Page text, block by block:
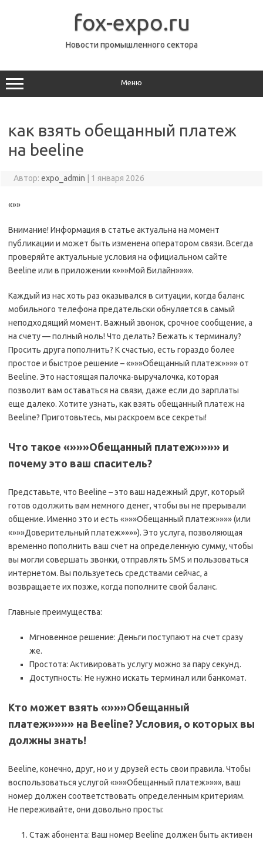
fox-expo.ru
Новости промышленного сектора
Меню
как взять обещанный платеж
на beeline
Автор: expo_admin 1 января 2026
«»»
Внимание! Информация в статье актуальна на момент
публикации и может быть изменена оператором связи. Всегда
проверяйте актуальные условия на официальном сайте
Beeline или в приложении «»»»Мой Билайн»»»».
Каждый из нас хоть раз оказывался в ситуации, когда баланс
мобильного телефона предательски обнуляется в самый
неподходящий момент. Важный звонок, срочное сообщение, а
на счету — полный ноль! Что делать? Бежать к терминалу?
Просить друга пополнить? К счастью, есть гораздо более
простое и быстрое решение – «»»»Обещанный платеж»»»» от
Beeline. Это настоящая палочка-выручалочка, которая
позволит вам оставаться на связи, даже если до зарплаты
еще далеко. Хотите узнать, как взять обещанный платеж на
Beeline? Приготовьтесь, мы раскроем все секреты!
Что такое «»»»Обещанный платеж»»»» и
почему это ваш спаситель?
Представьте, что Beeline – это ваш надежный друг, который
готов одолжить вам немного денег, чтобы вы не прерывали
общение. Именно это и есть «»»»Обещанный платеж»»»» (или
«»»»Доверительный платеж»»»»). Это услуга, позволяющая
временно пополнить ваш счет на определенную сумму, чтобы
вы могли совершать звонки, отправлять SMS и пользоваться
интернетом. Вы пользуетесь средствами сейчас, а
возвращаете их позже, когда пополните свой баланс.
Главные преимущества:
Мгновенное решение: Деньги поступают на счет сразу
же.
Простота: Активировать услугу можно за пару секунд.
Доступность: Не нужно искать терминал или банкомат.
Кто может взять «»»»Обещанный
платеж»»»» на Beeline? Условия, о которых вы
должны знать!
Beeline, конечно, друг, но и у друзей есть свои правила. Чтобы
воспользоваться услугой «»»»Обещанный платеж»»»», ваш
номер должен соответствовать определенным критериям.
Не переживайте, они довольно просты:
Стаж абонента: Ваш номер Beeline должен быть активен